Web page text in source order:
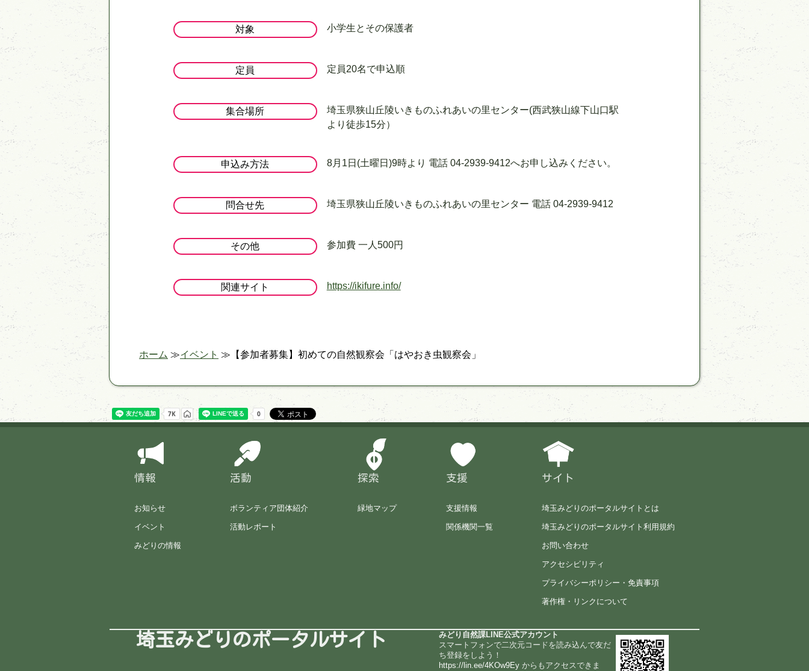
対象 小学生とその保護者
定員 定員20名で申込順
集合場所
埼玉県狭山丘陵いきものふれあいの里センター(西武狭山線下山口駅
より徒歩15分）
申込み方法 8月1日(土曜日)9時より 電話 04-2939-9412へお申し込みください。
問合せ先 埼玉県狭山丘陵いきものふれあいの里センター 電話 04-2939-9412
その他 参加費 一人500円
関連サイト https://ikifure.info/
ホーム イベント 【参加者募集】初めての自然観察会「はやおき虫観察会」
情報
お知らせ
イベント
みどりの情報
活動
ボランティア団体紹介
活動レポート
探索
緑地マップ
支援
支援情報
関係機関一覧
サイト
埼玉みどりのポータルサイトとは
埼玉みどりのポータルサイト利用規約
お問い合わせ
アクセシビリティ
プライバシーポリシー・免責事項
著作権・リンクについて
埼玉みどりのポータルサイト
みどり自然課LINE公式アカウント
スマートフォンで二次元コードを読み込んで友だ
ち登録をしよう！
https://lin.ee/4KOw9Eyからもアクセスできま